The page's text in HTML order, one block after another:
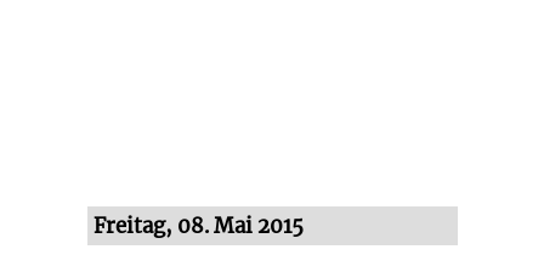
Freitag, 08. Mai 2015